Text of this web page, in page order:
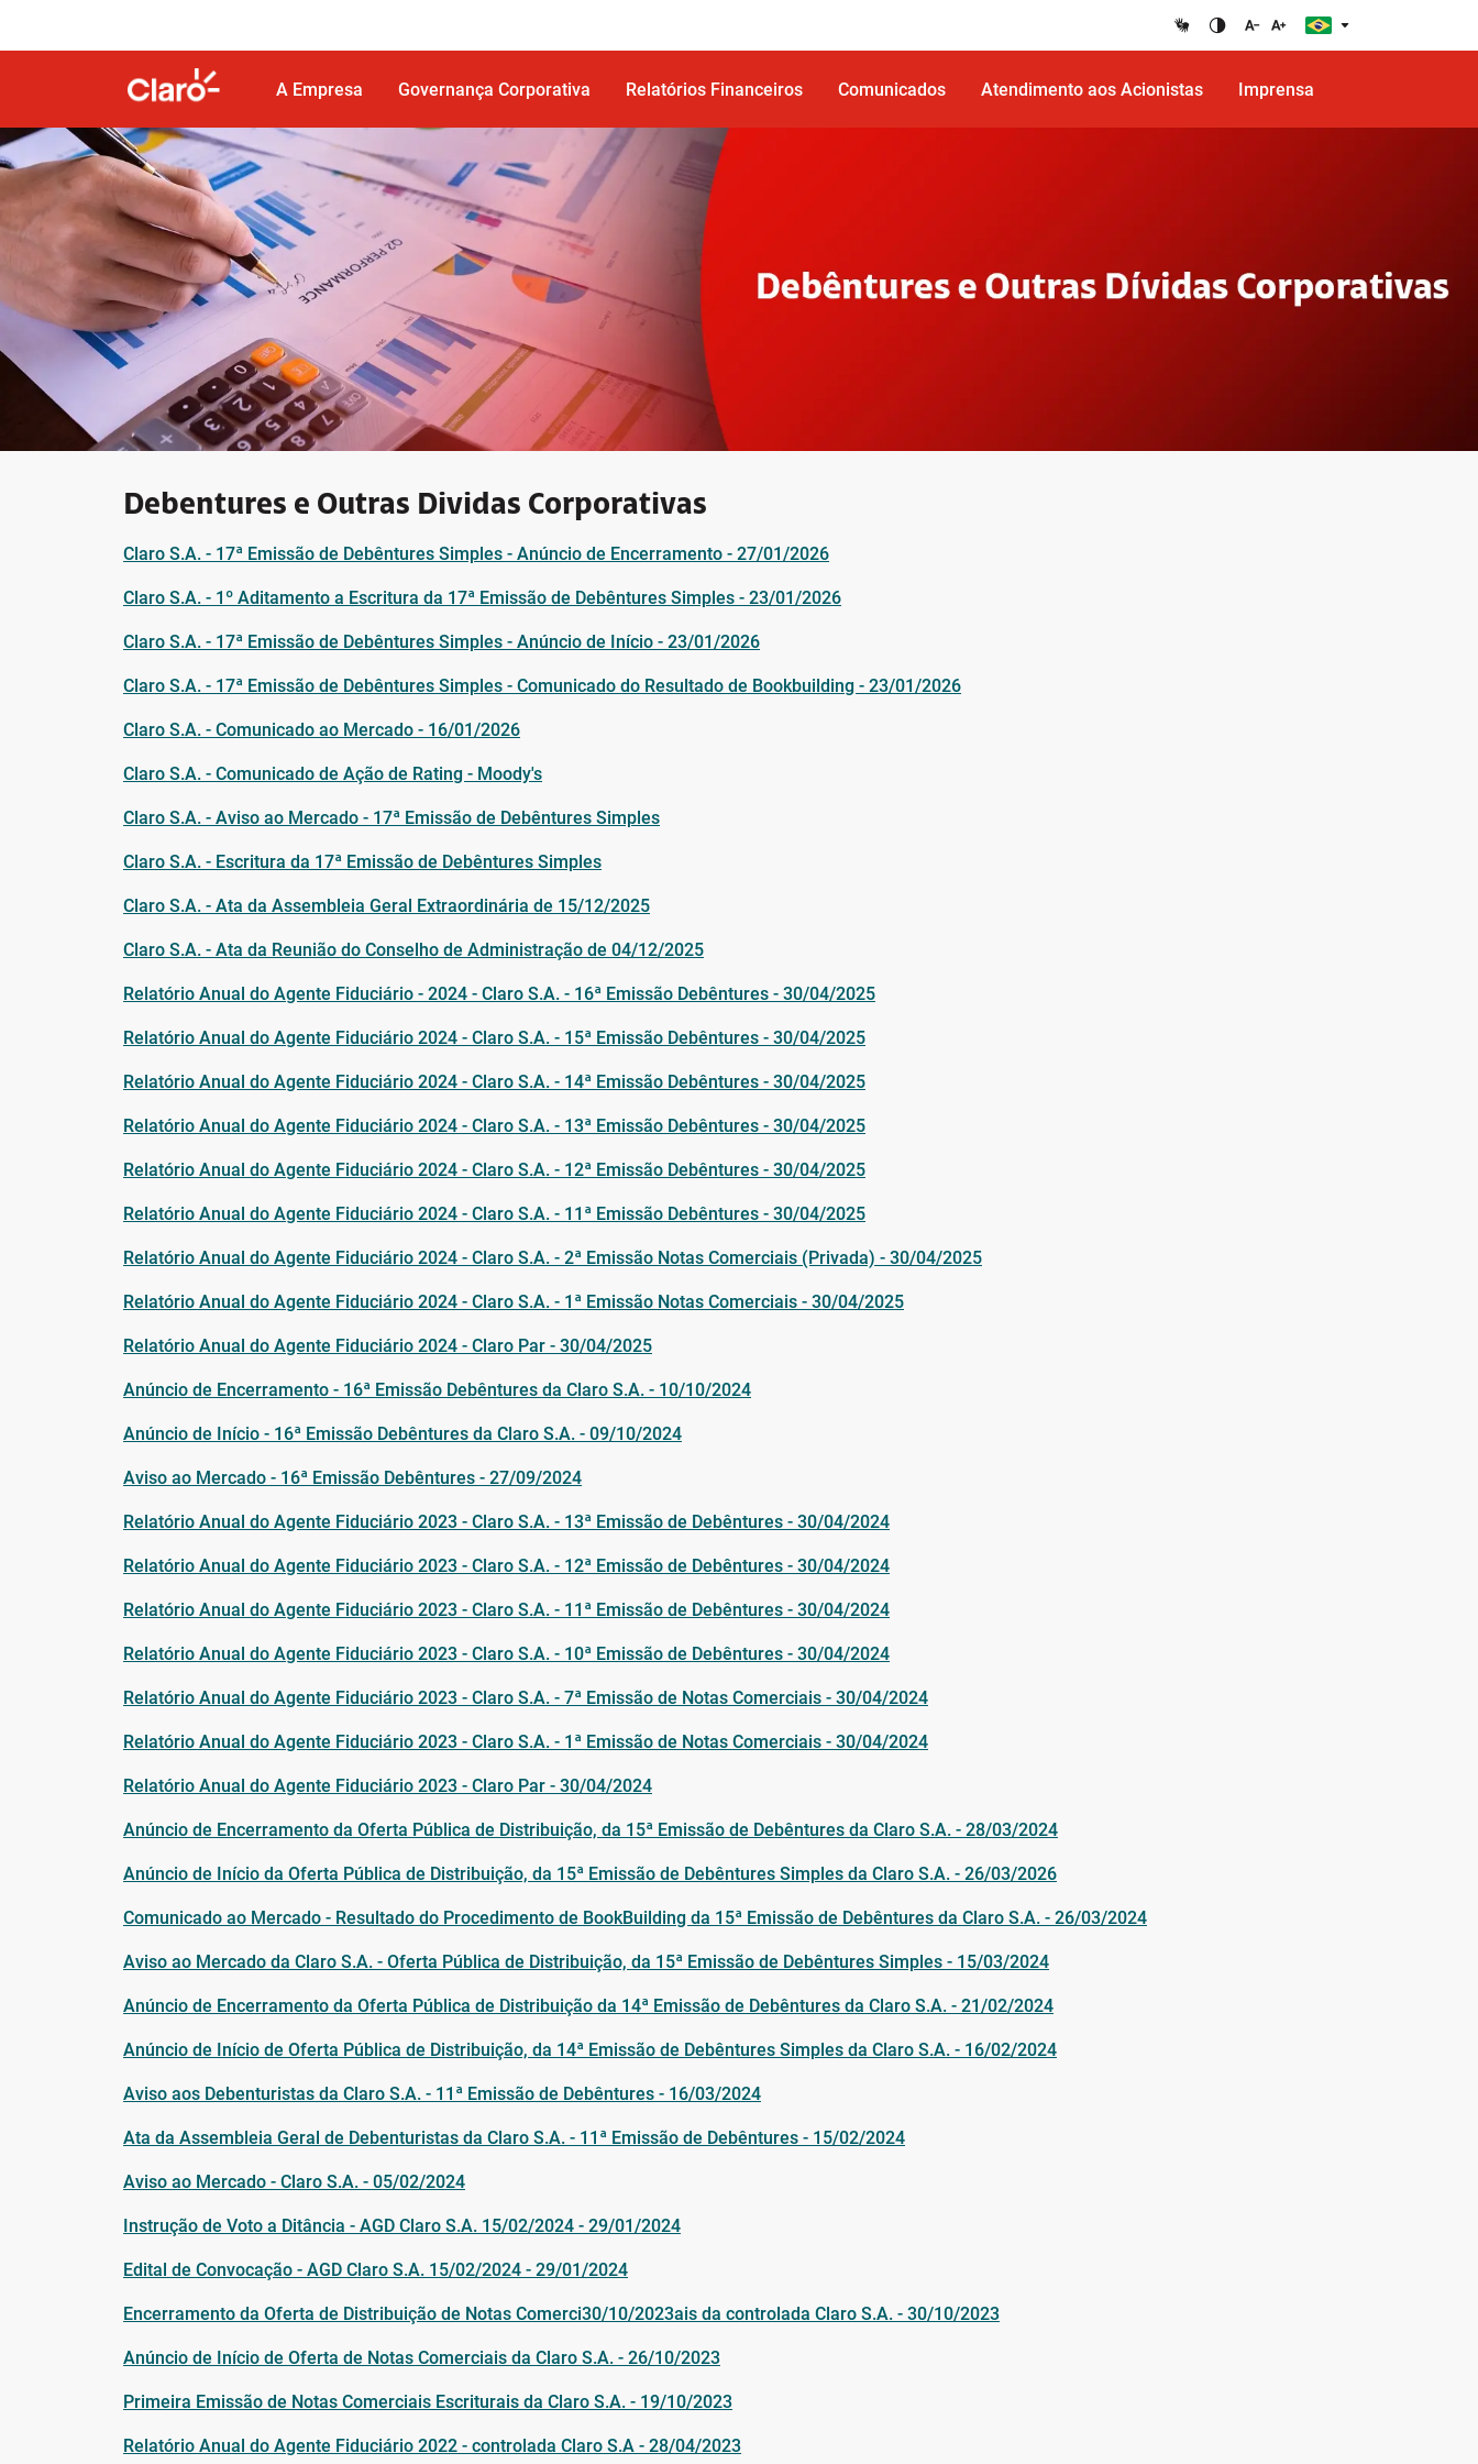
A Empresa Governança Corporativa Relatórios Financeiros Comunicados Atendimento aos Acionistas Imprensa
Debentures e Outras Dividas Corporativas
Claro S.A. - 17ª Emissão de Debêntures Simples - Anúncio de Encerramento - 27/01/2026
Claro S.A. - 1º Aditamento a Escritura da 17ª Emissão de Debêntures Simples - 23/01/2026
Claro S.A. - 17ª Emissão de Debêntures Simples - Anúncio de Início - 23/01/2026
Claro S.A. - 17ª Emissão de Debêntures Simples - Comunicado do Resultado de Bookbuilding - 23/01/2026
Claro S.A. - Comunicado ao Mercado - 16/01/2026
Claro S.A. - Comunicado de Ação de Rating - Moody's
Claro S.A. - Aviso ao Mercado - 17ª Emissão de Debêntures Simples
Claro S.A. - Escritura da 17ª Emissão de Debêntures Simples
Claro S.A. - Ata da Assembleia Geral Extraordinária de 15/12/2025
Claro S.A. - Ata da Reunião do Conselho de Administração de 04/12/2025
Relatório Anual do Agente Fiduciário - 2024 - Claro S.A. - 16ª Emissão Debêntures - 30/04/2025
Relatório Anual do Agente Fiduciário 2024 - Claro S.A. - 15ª Emissão Debêntures - 30/04/2025
Relatório Anual do Agente Fiduciário 2024 - Claro S.A. - 14ª Emissão Debêntures - 30/04/2025
Relatório Anual do Agente Fiduciário 2024 - Claro S.A. - 13ª Emissão Debêntures - 30/04/2025
Relatório Anual do Agente Fiduciário 2024 - Claro S.A. - 12ª Emissão Debêntures - 30/04/2025
Relatório Anual do Agente Fiduciário 2024 - Claro S.A. - 11ª Emissão Debêntures - 30/04/2025
Relatório Anual do Agente Fiduciário 2024 - Claro S.A. - 2ª Emissão Notas Comerciais (Privada) - 30/04/2025
Relatório Anual do Agente Fiduciário 2024 - Claro S.A. - 1ª Emissão Notas Comerciais - 30/04/2025
Relatório Anual do Agente Fiduciário 2024 - Claro Par - 30/04/2025
Anúncio de Encerramento - 16ª Emissão Debêntures da Claro S.A. - 10/10/2024
Anúncio de Início - 16ª Emissão Debêntures da Claro S.A. - 09/10/2024
Aviso ao Mercado - 16ª Emissão Debêntures - 27/09/2024
Relatório Anual do Agente Fiduciário 2023 - Claro S.A. - 13ª Emissão de Debêntures - 30/04/2024
Relatório Anual do Agente Fiduciário 2023 - Claro S.A. - 12ª Emissão de Debêntures - 30/04/2024
Relatório Anual do Agente Fiduciário 2023 - Claro S.A. - 11ª Emissão de Debêntures - 30/04/2024
Relatório Anual do Agente Fiduciário 2023 - Claro S.A. - 10ª Emissão de Debêntures - 30/04/2024
Relatório Anual do Agente Fiduciário 2023 - Claro S.A. - 7ª Emissão de Notas Comerciais - 30/04/2024
Relatório Anual do Agente Fiduciário 2023 - Claro S.A. - 1ª Emissão de Notas Comerciais - 30/04/2024
Relatório Anual do Agente Fiduciário 2023 - Claro Par - 30/04/2024
Anúncio de Encerramento da Oferta Pública de Distribuição, da 15ª Emissão de Debêntures da Claro S.A. - 28/03/2024
Anúncio de Início da Oferta Pública de Distribuição, da 15ª Emissão de Debêntures Simples da Claro S.A. - 26/03/2026
Comunicado ao Mercado - Resultado do Procedimento de BookBuilding da 15ª Emissão de Debêntures da Claro S.A. - 26/03/2024
Aviso ao Mercado da Claro S.A. - Oferta Pública de Distribuição, da 15ª Emissão de Debêntures Simples - 15/03/2024
Anúncio de Encerramento da Oferta Pública de Distribuição da 14ª Emissão de Debêntures da Claro S.A. - 21/02/2024
Anúncio de Início de Oferta Pública de Distribuição, da 14ª Emissão de Debêntures Simples da Claro S.A. - 16/02/2024
Aviso aos Debenturistas da Claro S.A. - 11ª Emissão de Debêntures - 16/03/2024
Ata da Assembleia Geral de Debenturistas da Claro S.A. - 11ª Emissão de Debêntures - 15/02/2024
Aviso ao Mercado - Claro S.A. - 05/02/2024
Instrução de Voto a Ditância - AGD Claro S.A. 15/02/2024 - 29/01/2024
Edital de Convocação - AGD Claro S.A. 15/02/2024 - 29/01/2024
Encerramento da Oferta de Distribuição de Notas Comerci30/10/2023ais da controlada Claro S.A. - 30/10/2023
Anúncio de Início de Oferta de Notas Comerciais da Claro S.A. - 26/10/2023
Primeira Emissão de Notas Comerciais Escriturais da Claro S.A. - 19/10/2023
Relatório Anual do Agente Fiduciário 2022 - controlada Claro S.A - 28/04/2023